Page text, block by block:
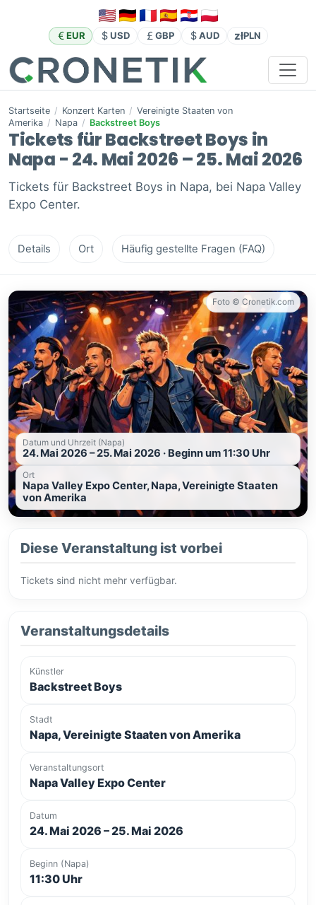
EUR USD GBP AUD złPLN
Startseite / Konzert Karten / Vereinigte Staaten von
Amerika / Napa / Backstreet Boys
Tickets für Backstreet Boys in
Napa - 24. Mai 2026 – 25. Mai 2026
Tickets für Backstreet Boys in Napa, bei Napa Valley
Expo Center.
Details Ort Häufig gestellte Fragen (FAQ)
Foto © Cronetik.com
Datum und Uhrzeit (Napa)
24. Mai 2026 – 25. Mai 2026 · Beginn um 11:30 Uhr
Ort
Napa Valley Expo Center, Napa, Vereinigte Staaten
von Amerika
Diese Veranstaltung ist vorbei
Tickets sind nicht mehr verfügbar.
Veranstaltungsdetails
Künstler
Backstreet Boys
Stadt
Napa, Vereinigte Staaten von Amerika
Veranstaltungsort
Napa Valley Expo Center
Datum
24. Mai 2026 – 25. Mai 2026
Beginn (Napa)
11:30 Uhr